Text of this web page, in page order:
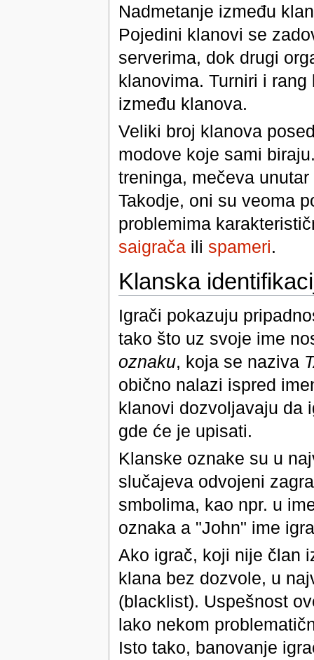
Nadmetanje između
Pojedini klanovi se
serverima, dok drugi
klanovima. Turniri i
između klanova.
Veliki broj klanova
modove koje sami
treninga, mečeva
Takodje, oni su veoma
problemima
saigračaili spameri.
Klanska
Igrači pokazuju
tako što uz svoje ime
oznaku, koja se naziva
obično nalazi ispred
klanovi dozvoljavaju da
gde će je upisati.
Klanske oznake su u
slučajeva odvojeni
smbolima, kao npr. u
oznaka a "John" ime
Ako igrač, koji nije član
klana bez dozvole, u
(blacklist). Uspešnost
lako nekom
Isto tako, banovanje